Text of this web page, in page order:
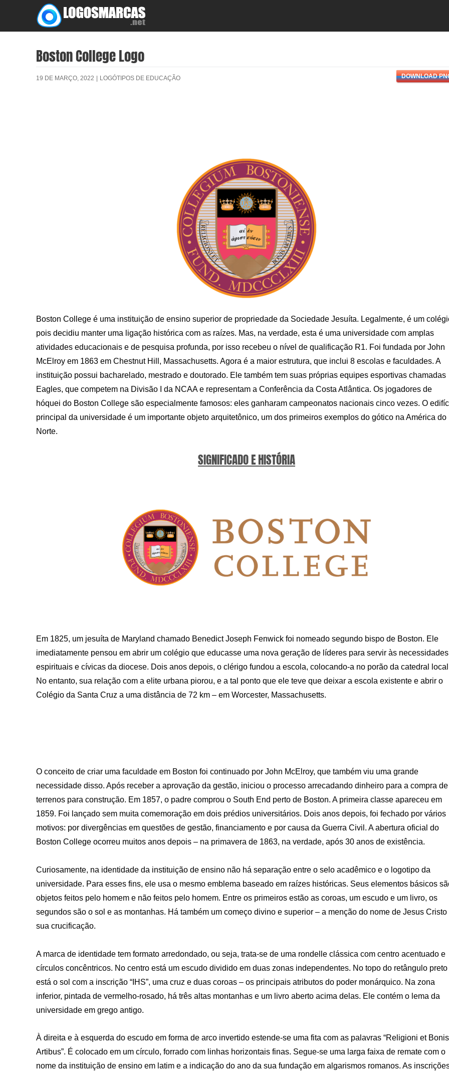
content
Boston College Logo
19 DE MARÇO, 2022 | LOGÓTIPOS DE EDUCAÇÃO DOWNLOAD
Boston College é uma instituição de ensino superior de propriedade da Sociedade Jesuíta. Legalmente, é um
pois decidiu manter uma ligação histórica com as raízes. Mas, na verdade, esta é uma universidade com amplas
atividades educacionais e de pesquisa profunda, por isso recebeu o nível de qualificação R1. Foi fundada por John
McElroy em 1863 em Chestnut Hill, Massachusetts. Agora é a maior estrutura, que inclui 8 escolas e faculdades. A
instituição possui bacharelado, mestrado e doutorado. Ele também tem suas próprias equipes esportivas chamadas
Eagles, que competem na Divisão I da NCAA e representam a Conferência da Costa Atlântica. Os jogadores de
hóquei do Boston College são especialmente famosos: eles ganharam campeonatos nacionais cinco vezes. O
principal da universidade é um importante objeto arquitetônico, um dos primeiros exemplos do gótico na América do
Norte.
SIGNIFICADO E HISTÓRIA
Em 1825, um jesuíta de Maryland chamado Benedict Joseph Fenwick foi nomeado segundo bispo de Boston. Ele
imediatamente pensou em abrir um colégio que educasse uma nova geração de líderes para servir às necessidades
espirituais e cívicas da diocese. Dois anos depois, o clérigo fundou a escola, colocando-a no porão da catedral
No entanto, sua relação com a elite urbana piorou, e a tal ponto que ele teve que deixar a escola existente e abrir o
Colégio da Santa Cruz a uma distância de 72 km – em Worcester, Massachusetts.
O conceito de criar uma faculdade em Boston foi continuado por John McElroy, que também viu uma grande
necessidade disso. Após receber a aprovação da gestão, iniciou o processo arrecadando dinheiro para a compra de
terrenos para construção. Em 1857, o padre comprou o South End perto de Boston. A primeira classe apareceu em
1859. Foi lançado sem muita comemoração em dois prédios universitários. Dois anos depois, foi fechado por vários
motivos: por divergências em questões de gestão, financiamento e por causa da Guerra Civil. A abertura oficial do
Boston College ocorreu muitos anos depois – na primavera de 1863, na verdade, após 30 anos de existência.
Curiosamente, na identidade da instituição de ensino não há separação entre o selo acadêmico e o logotipo da
universidade. Para esses fins, ele usa o mesmo emblema baseado em raízes históricas. Seus elementos básicos
objetos feitos pelo homem e não feitos pelo homem. Entre os primeiros estão as coroas, um escudo e um livro, os
segundos são o sol e as montanhas. Há também um começo divino e superior – a menção do nome de Jesus Cristo
sua crucificação.
A marca de identidade tem formato arredondado, ou seja, trata-se de uma rondelle clássica com centro acentuado e
círculos concêntricos. No centro está um escudo dividido em duas zonas independentes. No topo do retângulo preto
está o sol com a inscrição “IHS”, uma cruz e duas coroas – os principais atributos do poder monárquico. Na zona
inferior, pintada de vermelho-rosado, há três altas montanhas e um livro aberto acima delas. Ele contém o lema da
universidade em grego antigo.
À direita e à esquerda do escudo em forma de arco invertido estende-se uma fita com as palavras “Religioni et Bonis
Artibus”. É colocado em um círculo, forrado com linhas horizontais finas. Segue-se uma larga faixa de remate com o
nome da instituição de ensino em latim e a indicação do ano da sua fundação em algarismos romanos. As